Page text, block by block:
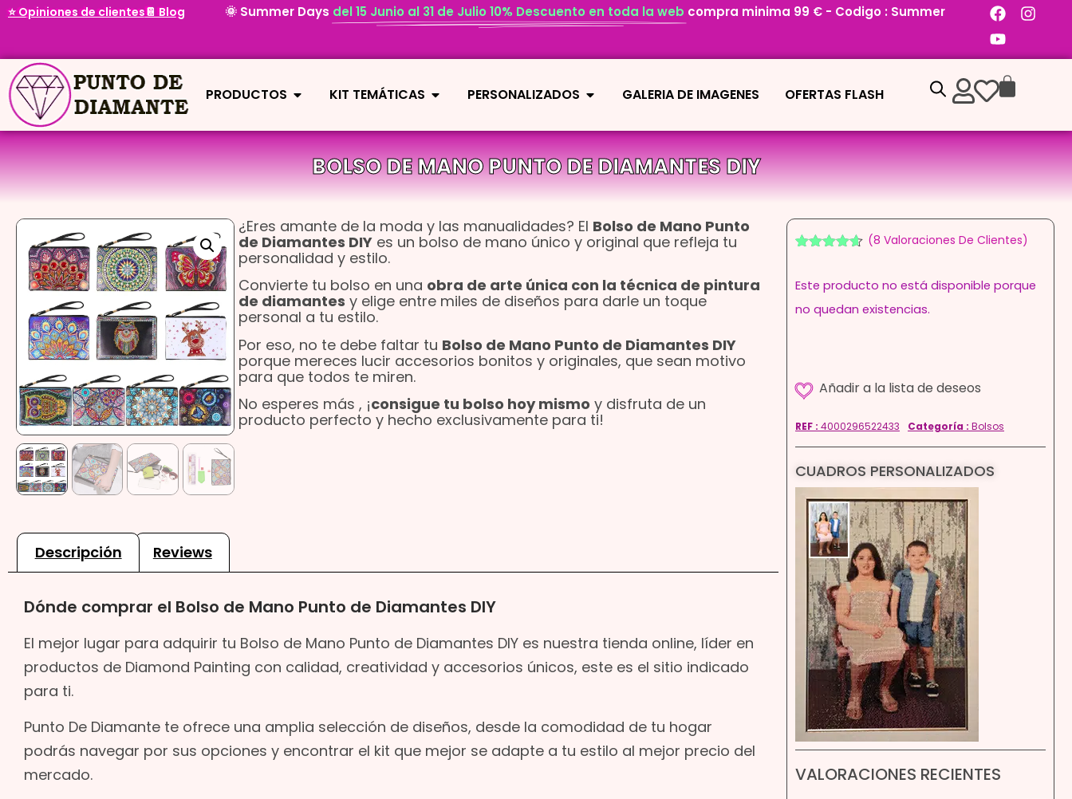
⭐ Opiniones de clientes📔 Blog 🌞 Summer Days del 15 Junio al 31 de Julio 10% Descuento en toda la web compra minima 99 € - Codigo : Summer
PRODUCTOS KIT TEMÁTICAS PERSONALIZADOS GALERIA DE IMAGENES OFERTAS FLASH
BOLSO DE MANO PUNTO DE DIAMANTES DIY
¿Eres amante de la moda y las manualidades? El Bolso de Mano Punto
de Diamantes DIYes un bolso de mano único y original que refleja tu
personalidad y estilo.
Convierte tu bolso en una obra de arte única con la técnica de pintura
de diamantes y elige entre miles de diseños para darle un toque
personal a tu estilo.
Por eso, no te debe faltar tu Bolso de Mano Punto de Diamantes DIY
porque mereces lucir accesorios bonitos y originales, que sean motivo
para que todos te miren.
No esperes más , ¡consigue tu bolso hoy mismo y disfruta de un
producto perfecto y hecho exclusivamente para ti!
Descripción Reviews
Dónde comprar el Bolso de Mano Punto de Diamantes DIY
El mejor lugar para adquirir tu Bolso de Mano Punto de Diamantes DIY es nuestra tienda online, líder en
productos de Diamond Painting con calidad, creatividad y accesorios únicos, este es el sitio indicado
para ti.
Punto De Diamante te ofrece una amplia selección de diseños, desde la comodidad de tu hogar
podrás navegar por sus opciones y encontrar el kit que mejor se adapte a tu estilo al mejor precio del
mercado.
de 5 en
valoraciones
(8 Valoraciones De Clientes)
Este producto no está disponible porque
no quedan existencias.
REF : 4000296522433 Categoría : Bolsos
CUADROS PERSONALIZADOS
VALORACIONES RECIENTES